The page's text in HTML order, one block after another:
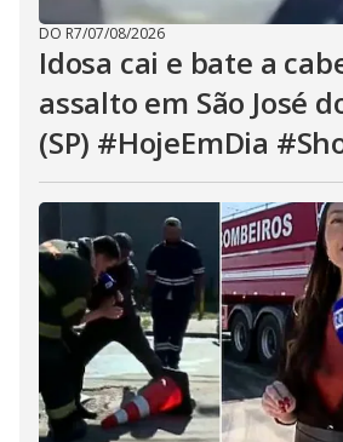
DO R7/07/08/2026
Idosa cai e bate a
assalto em São José
(SP) #HojeEmDia